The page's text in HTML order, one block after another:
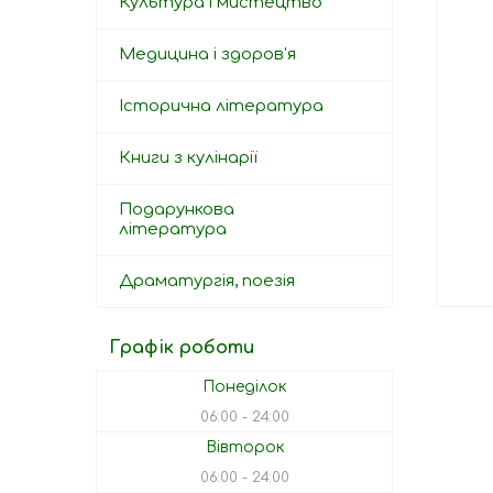
Медицина і здоров'я
Історична література
Книги з кулінарії
Подарункова
література
Драматургія, поезія
Графік роботи
Понеділок
06:00 24:00
Вівторок
06:00 24:00